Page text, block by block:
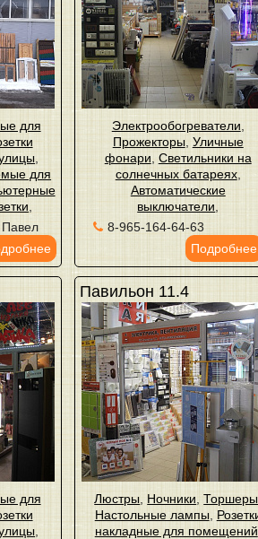
для
для
Электрообогреватели
Прожекторы, Уличные
фонари Светильники на
солнечных батареях,
Автоматические
выключатели
8-965-164-64-63
Подробнее
для
Павильон 11.4
Люстры Ночники ,Торшеры
Настольные лампы,
накладные для помещений